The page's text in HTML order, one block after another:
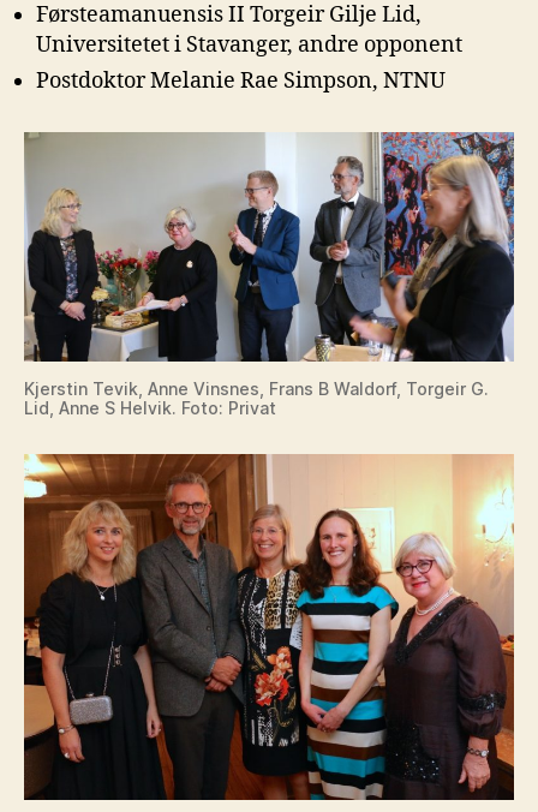
Førsteamanuensis II Torgeir Gilje Lid,
Universitetet i Stavanger, andre opponent
Postdoktor Melanie Rae Simpson, NTNU
Kjerstin Tevik, Anne Vinsnes, Frans B Waldorf, Torgeir G.
Lid, Anne S Helvik. Foto: Privat